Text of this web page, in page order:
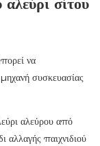
σίτου
αλεύρου από
παιχνιδιού